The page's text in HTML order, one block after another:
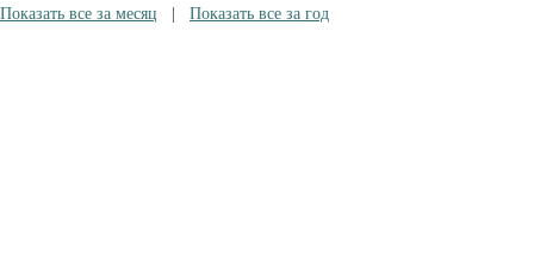
Показать все за месяц
Показать все за год